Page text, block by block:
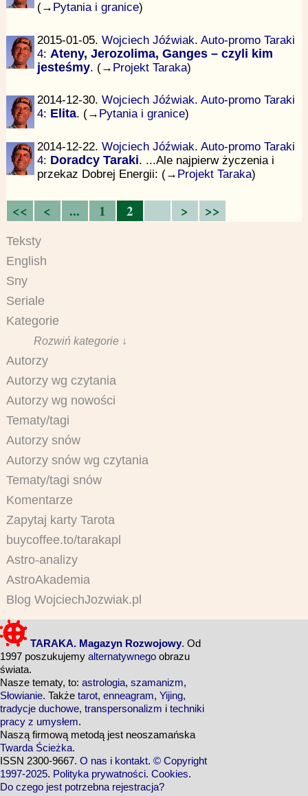
(→ Pytania i granice)
2015-01-05. Wojciech Jóźwiak. Auto-promo Taraki
4: Ateny, Jerozolima, Ganges – czyli kim
jesteśmy. (→ Projekt Taraka)
2014-12-30. Wojciech Jóźwiak. Auto-promo Taraki
4: Elita. (→ Pytania i granice)
2014-12-22. Wojciech Jóźwiak. Auto-promo Taraki
4: Doradcy Taraki. ...Ale najpierw życzenia i
przekaz Dobrej Energii: (→ Projekt Taraka)
<< < ... 1 2 > >>
Teksty
English
Sny
Seriale
Kategorie
Rozwiń kategorie ↓
Autorzy
Autorzy wg czytania
Autorzy wg nowości
Tematy/tagi
Autorzy snów
Autorzy snów wg czytania
Tematy/tagi snów
Komentarze
Zapytaj karty Tarota
buycoffee.to/tarakapl
Astro-analizy
AstroAkademia
Blog WojciechJozwiak.pl
TARAKA. Magazyn Rozwojowy. Od
1997 poszukujemy alternatywnego obrazu
świata.
Nasze tematy, to: astrologia, szamanizm,
Słowianie. Także tarot, enneagram, Yijing,
tradycje duchowe, transpersonalizm i techniki
pracy z umysłem.
Naszą firmową metodą jest neoszamańska
Twarda Ścieżka.
ISSN 2300-9667. O nas i kontakt. © Copyright
1997-2025. Polityka prywatności. Cookies.
Do czego jest potrzebna rejestracja?